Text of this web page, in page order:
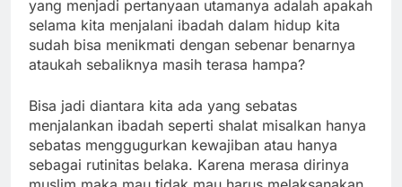
yang menjadi pertanyaan utamanya adalah apakah
selama kita menjalani ibadah dalam hidup kita
sudah bisa menikmati dengan sebenar benarnya
ataukah sebaliknya masih terasa hampa?
Bisa jadi diantara kita ada yang sebatas
menjalankan ibadah seperti shalat misalkan hanya
sebatas menggugurkan kewajiban atau hanya
sebagai rutinitas belaka. Karena merasa dirinya